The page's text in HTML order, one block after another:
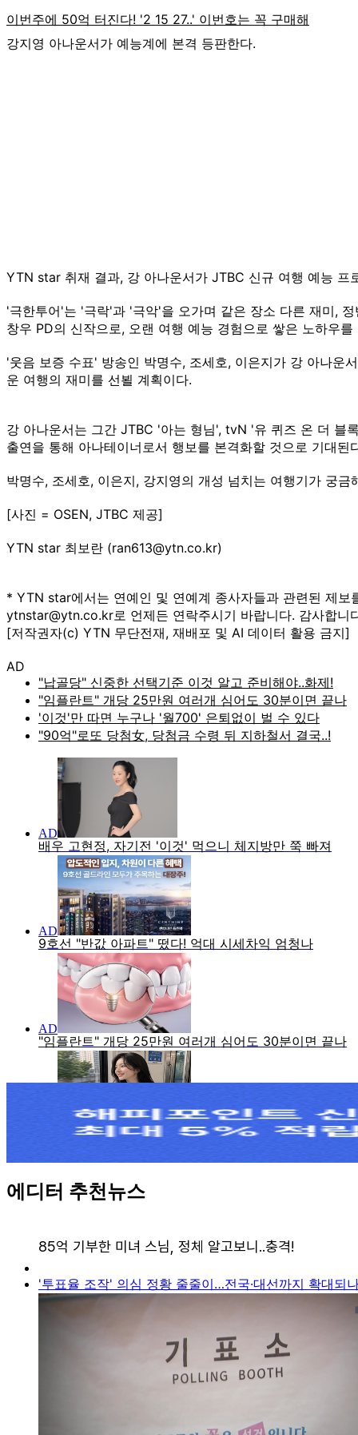
강지영 아나운서가 예능계에 본격 등판한다.
YTN star 취재 결과, 강 아나운서가 JTBC 신규 여행 예능 프
'극한투어'는 '극락'과 '극악'을 오가며 같은 장소 다른 재미,
창우 PD의 신작으로, 오랜 여행 예능 경험으로 쌓은 노하우
'웃음 보증 수표' 방송인 박명수, 조세호, 이은지가 강 아나운
운 여행의 재미를 선뵐 계획이다.
강 아나운서는 그간 JTBC '아는 형님', tvN '유 퀴즈 온 더 블
출연을 통해 아나테이너로서 행보를 본격화할 것으로 기대된
박명수, 조세호, 이은지, 강지영의 개성 넘치는 여행기가 궁
[사진 = OSEN, JTBC 제공]
YTN star 최보란 (ran613@ytn.co.kr)
* YTN star에서는 연예인 및 연예계 종사자들과 관련된 제보
ytnstar@ytn.co.kr로 언제든 연락주시기 바랍니다. 감사합니
[저작권자(c) YTN 무단전재, 재배포 및 AI 데이터 활용 금지]
AD
에디터 추천뉴스
'투표율 조작' 의심 정황 줄줄이…전국·대선까지 확대되